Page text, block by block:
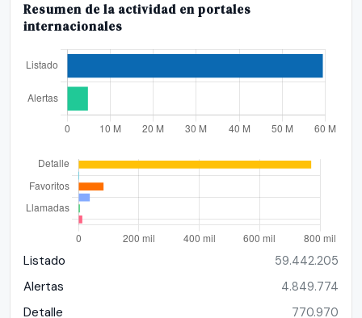
Resumen de la actividad en portales
internacionales
Listado 59.442.205
Alertas 4.849.774
Detalle 770.970